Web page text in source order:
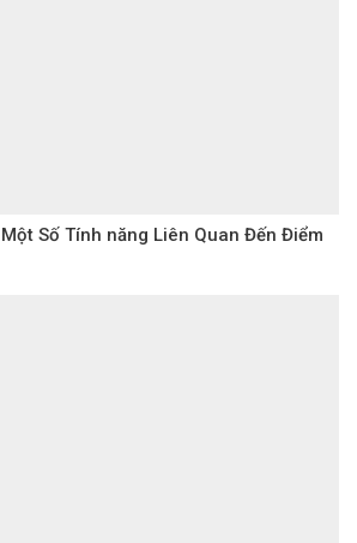
Số Tính năng Liên Quan Đến Điểm